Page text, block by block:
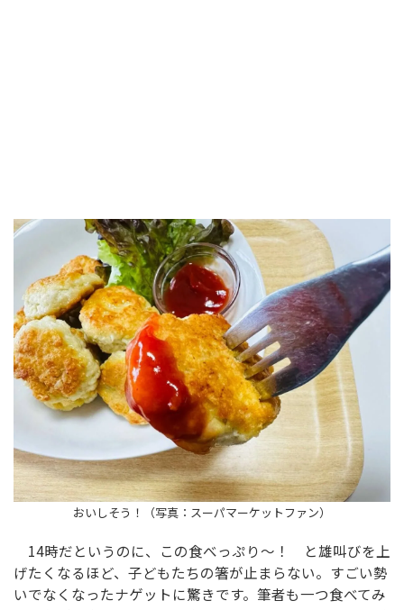
おいしそう！（写真：スーパマーケットファン）
14時だというのに、この食べっぷり〜！ と雄叫びを上
げたくなるほど、子どもたちの箸が止まらない。すごい勢
いでなくなったナゲットに驚きです。筆者も一つ食べてみ